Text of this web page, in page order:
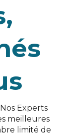
Experts
meilleures
limité de